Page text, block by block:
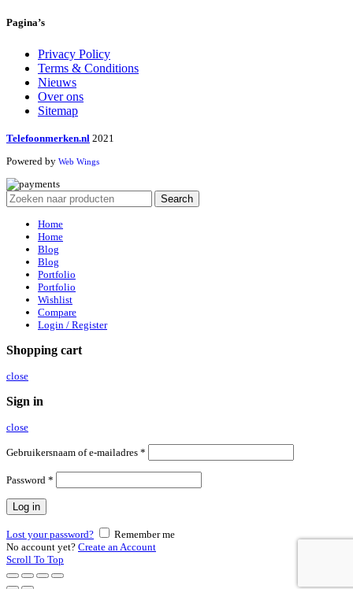
Pagina’s
Privacy Policy
Terms & Conditions
Nieuws
Over ons
Sitemap
Telefoonmerken.nl 2021
Powered by Web Wings
Search
Home
Home
Blog
Blog
Portfolio
Portfolio
Wishlist
Compare
Login / Register
Shopping cart
close
Sign in
close
Gebruikersnaam of e-mailadres *
Password *
Log in
Lost your password?
Remember me
No account yet? Create an Account
Scroll To Top